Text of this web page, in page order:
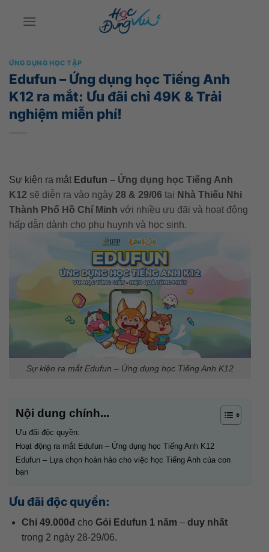
ỨNG DỤNG HỌC TẬP
Edufun – Ứng dụng học Tiếng Anh
K12 ra mắt: Ưu đãi chỉ 49K & Trải
nghiệm miễn phí!
Sự kiện ra mắt Edufun – Ứng dụng học Tiếng Anh
K12 sẽ diễn ra vào ngày 28 & 29/06 tại Nhà Thiếu Nhi
Thành Phố Hồ Chí Minh với nhiều ưu đãi và hoạt động
hấp dẫn dành cho phụ huynh và học sinh.
Sự kiện ra mắt Edufun – Ứng dụng học Tiếng Anh K12
Nội dung chính...
Ưu đãi độc quyền:
Hoạt động ra mắt Edufun – Ứng dụng học Tiếng Anh K12
Edufun – Lựa chọn hoàn hảo cho việc học Tiếng Anh của con
bạn
Ưu đãi độc quyền:
Chỉ 49.000đcho Gói Edufun 1 năm – duy nhất
trong 2 ngày 28-29/06.